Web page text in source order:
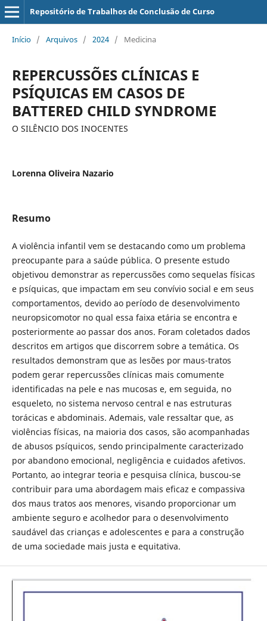
Repositório de Trabalhos de Conclusão de Curso
Início / Arquivos / 2024 / Medicina
REPERCUSSÕES CLÍNICAS E
PSÍQUICAS EM CASOS DE
BATTERED CHILD SYNDROME
O SILÊNCIO DOS INOCENTES
Lorenna Oliveira Nazario
Resumo
A violência infantil vem se destacando como um problema
preocupante para a saúde pública. O presente estudo
objetivou demonstrar as repercussões como sequelas físicas
e psíquicas, que impactam em seu convívio social e em seus
comportamentos, devido ao período de desenvolvimento
neuropsicomotor no qual essa faixa etária se encontra e
posteriormente ao passar dos anos. Foram coletados dados
descritos em artigos que discorrem sobre a temática. Os
resultados demonstram que as lesões por maus-tratos
podem gerar repercussões clínicas mais comumente
identificadas na pele e nas mucosas e, em seguida, no
esqueleto, no sistema nervoso central e nas estruturas
torácicas e abdominais. Ademais, vale ressaltar que, as
violências físicas, na maioria dos casos, são acompanhadas
de abusos psíquicos, sendo principalmente caracterizado
por abandono emocional, negligência e cuidados afetivos.
Portanto, ao integrar teoria e pesquisa clínica, buscou-se
contribuir para uma abordagem mais eficaz e compassiva
dos maus tratos aos menores, visando proporcionar um
ambiente seguro e acolhedor para o desenvolvimento
saudável das crianças e adolescentes e para a construção
de uma sociedade mais justa e equitativa.